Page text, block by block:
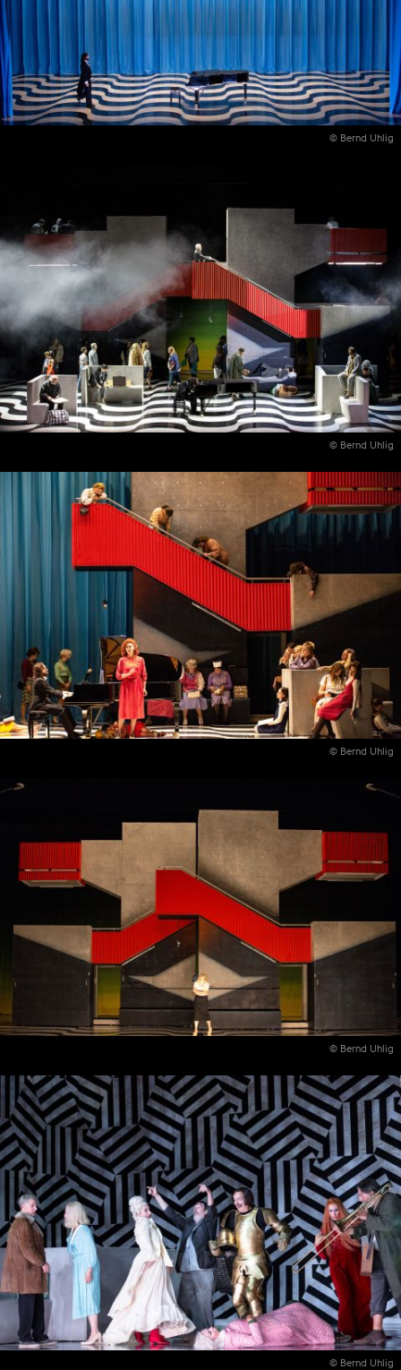
© Bernd Uhlig
© Bernd Uhlig
© Bernd Uhlig
© Bernd Uhlig
© Bernd Uhlig